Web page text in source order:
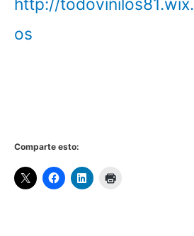
os
Comparte esto: